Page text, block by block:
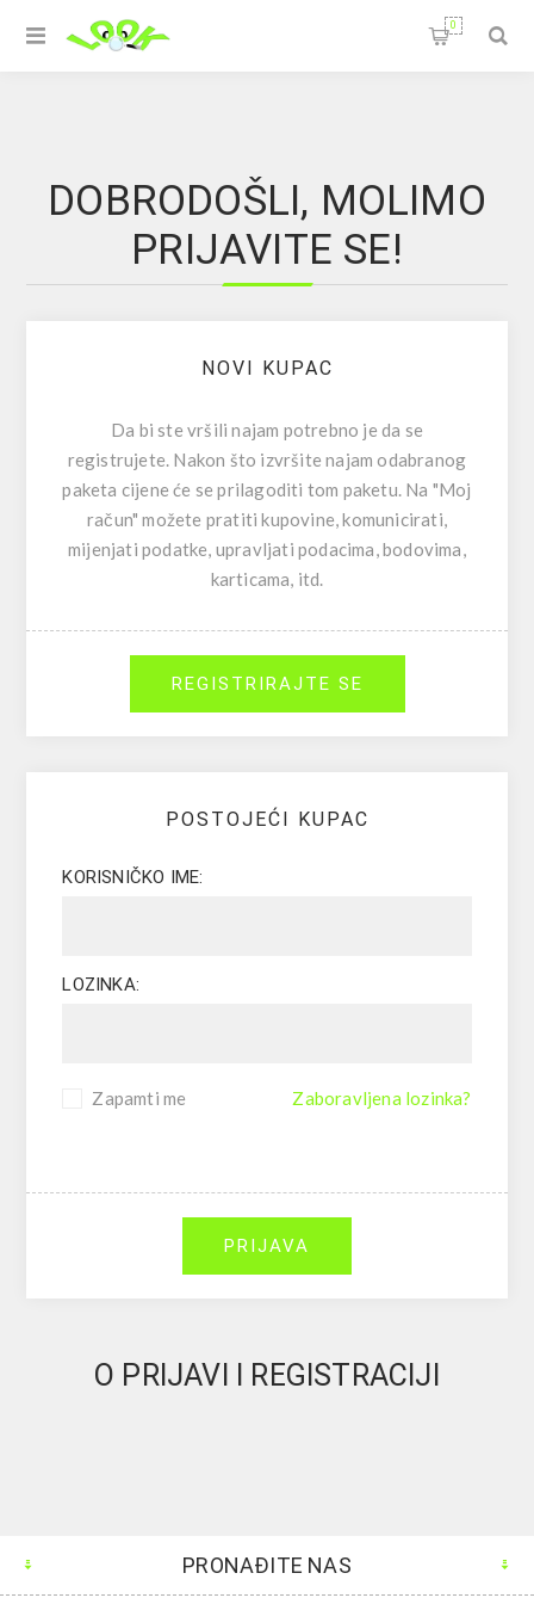
0
DOBRODOŠLI, MOLIMO
PRIJAVITE SE!
NOVI KUPAC
Da bi ste vršili najam potrebno je da se
registrujete. Nakon što izvršite najam odabranog
paketa cijene će se prilagoditi tom paketu. Na "Moj
račun" možete pratiti kupovine, komunicirati,
mijenjati podatke, upravljati podacima, bodovima,
karticama, itd.
REGISTRIRAJTE SE
POSTOJEĆI KUPAC
KORISNIČKO IME:
LOZINKA:
Zapamti me Zaboravljena lozinka?
PRIJAVA
O PRIJAVI I REGISTRACIJI
PRONAĐITE NAS